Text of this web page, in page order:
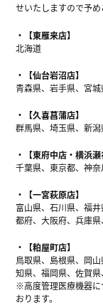
せいたしますので予め
【東雁来店】
北海道
【仙台岩沼店】
青森県、岩手県、宮
【久喜菖蒲店】
群馬県、埼玉県、新
【東府中店・横浜瀬
千葉県、東京都、神
【一宮萩原店】
富山県、石川県、福
都府、大阪府、兵庫
【粕屋町店】
鳥取県、島根県、岡
知県、福岡県、佐賀
※高度管理医療機器に
おります。